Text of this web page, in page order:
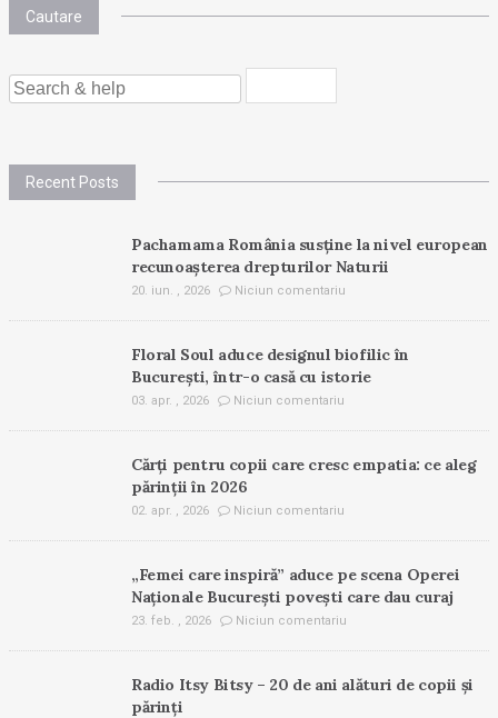
Cautare
SEARCH
FOR:
Recent Posts
Pachamama România susține la nivel european
recunoașterea drepturilor Naturii
20. iun. , 2026 Niciun comentariu
Floral Soul aduce designul biofilic în
București, într-o casă cu istorie
03. apr. , 2026 Niciun comentariu
Cărți pentru copii care cresc empatia: ce aleg
părinții în 2026
02. apr. , 2026 Niciun comentariu
„Femei care inspiră” aduce pe scena Operei
Naționale București povești care dau curaj
23. feb. , 2026 Niciun comentariu
Radio Itsy Bitsy – 20 de ani alături de copii și
părinți